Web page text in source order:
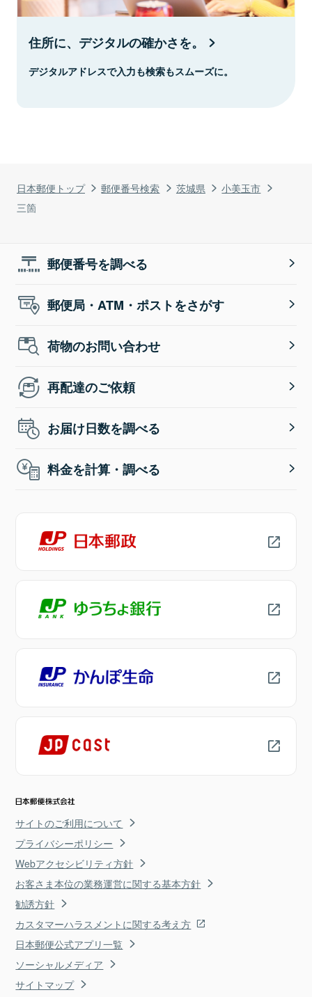
日本郵便トップ 郵便番号検索 茨城県
小美玉市
三箇
住所に、デジタルの確かさを。
デジタルアドレスで入力も検索もスムーズに。
郵便番号を調べる
郵便局・ATM・ポストをさがす
荷物のお問い合わせ
再配達のご依頼
お届け日数を調べる
料金を計算・調べる
サイトのご利用について
プライバシーポリシー
Webアクセシビリティ方針
お客さま本位の業務運営に関する基本方針
勧誘方針
カスタマーハラスメントに関する考え方
日本郵便公式アプリ一覧
ソーシャルメディア
サイトマップ